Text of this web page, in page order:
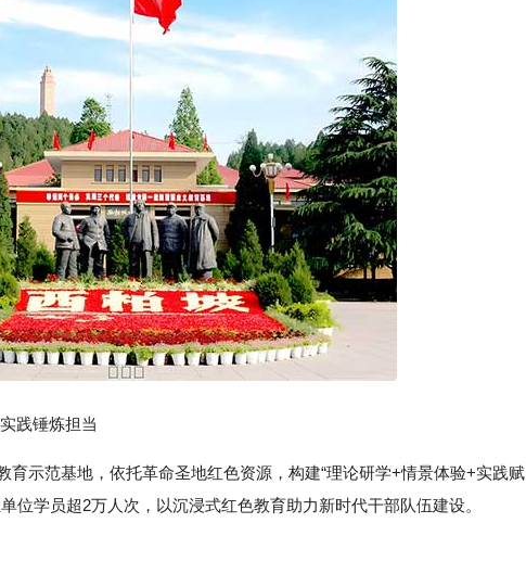
践锤炼担当‌
示范基地，依托革命圣地红色资源，构建“理论研学+情景体验+实践赋
位学员超2万人次，以沉浸式红色教育助力新时代干部队伍建设。